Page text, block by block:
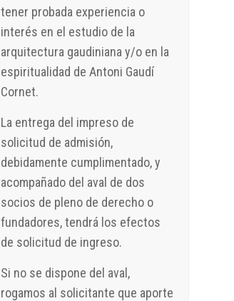
tener probada experiencia o
interés en el estudio de la
arquitectura gaudiniana y/o en la
espiritualidad de Antoni Gaudí
Cornet.
La entrega del impreso de
solicitud de admisión,
debidamente cumplimentado, y
acompañado del aval de dos
socios de pleno de derecho o
fundadores, tendrá los efectos
de solicitud de ingreso.
Si no se dispone del aval,
rogamos al solicitante que aporte